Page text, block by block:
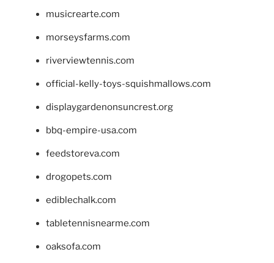
musicrearte.com
morseysfarms.com
riverviewtennis.com
official-kelly-toys-squishmallows.com
displaygardenonsuncrest.org
bbq-empire-usa.com
feedstoreva.com
drogopets.com
ediblechalk.com
tabletennisnearme.com
oaksofa.com